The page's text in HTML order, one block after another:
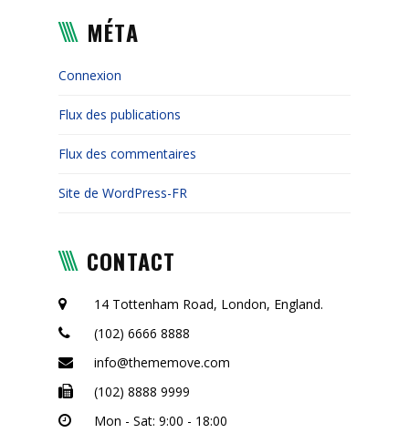
MÉTA
Connexion
Flux des publications
Flux des commentaires
Site de WordPress-FR
CONTACT
14 Tottenham Road, London, England.
(102) 6666 8888
info@thememove.com
(102) 8888 9999
Mon - Sat: 9:00 - 18:00